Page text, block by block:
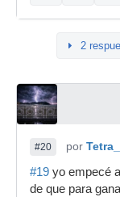
2
#20 por
#19 yo empecé
de que para